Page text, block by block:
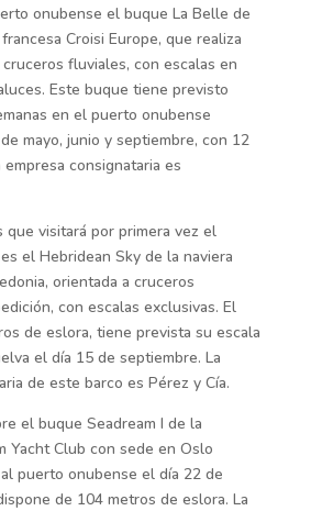
onubense el buque La Belle de
Croisi Europe, que realiza
fluviales, con escalas en
Este buque tiene previsto
en el puerto onubense
mayo, junio y septiembre, con 12
consignataria es
visitará por primera vez el
el Hebridean Sky de la naviera
orientada a cruceros
con escalas exclusivas. El
de eslora, tiene prevista su escala
el día 15 de septiembre. La
de este barco es Pérez y Cía.
el buque Seadream I de la
Yacht Club con sede en Oslo
puerto onubense el día 22 de
de 104 metros de eslora. La